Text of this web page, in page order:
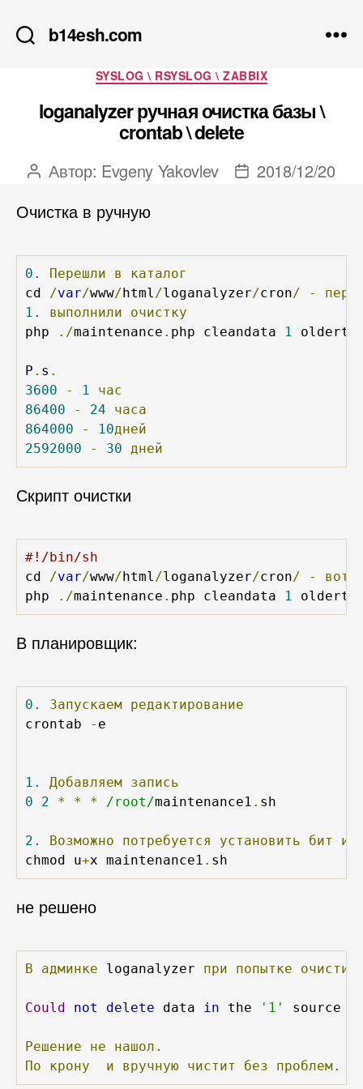
b14esh.com
Рубрики
SYSLOG \ RSYSLOG \ ZABBIX
loganalyzer ручная очистка базы \
crontab \ delete
Автор
Автор: Evgeny Yakovlev
Дата2018/12/20
Очистка в ручную
0. Перешли в
каталог
cd
/var/www/html /loganalyzer/cron/ -
1.
выполнили
очистку
php
./maintenance . php cleandata 1
P . s .
3600
- 1
час
86400
- 24
часа
864000
- 10дней
2592000
- 30 дней
Скрипт очистки
#!/bin/sh
cd
/var/www/html /loganalyzer/cron/ - вот
php
./maintenance . php cleandata 1
В планировщик:
0. Запускаем редактирование
crontab
- e
1. Добавляем запись
0
2 * * * /root/maintenance1 . sh
2. Возможно потребуется установить бит
chmod u+x maintenance1 .
не решено
В админке loganalyzer при попытке
Could not delete data in the '1' source
Решение не
нашол.
По
крону и вручную чистит без проблем.